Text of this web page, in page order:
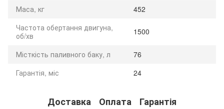
Маса, кг
452
Частота обертання двигуна,
об/хв
1500
Місткість паливного баку, л
76
Гарантія, міс
24
Доставка Оплата Гарантія